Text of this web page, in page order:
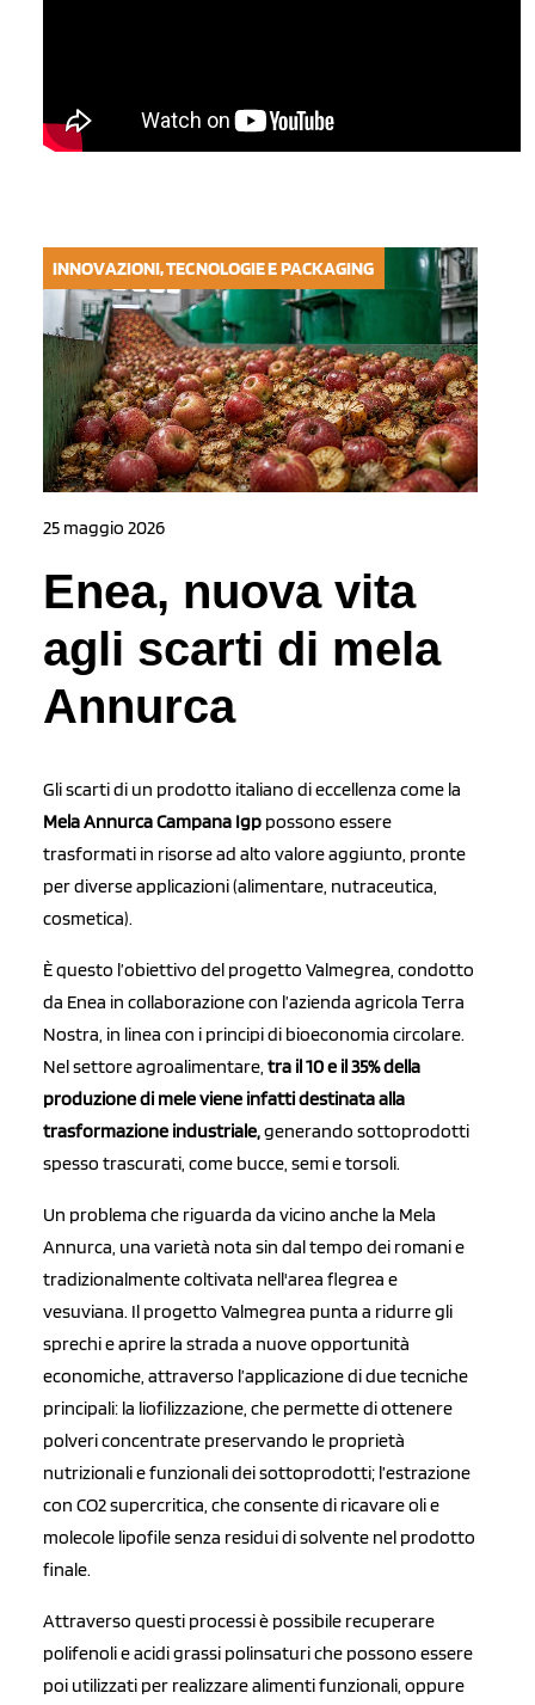
INNOVAZIONI, TECNOLOGIE E PACKAGING
25 maggio 2026
Enea, nuova vita
agli scarti di mela
Annurca
Gli scarti di un prodotto italiano di eccellenza come la
Mela Annurca Campana Igp possono essere
trasformati in risorse ad alto valore aggiunto, pronte
per diverse applicazioni (alimentare, nutraceutica,
cosmetica).
È questo l’obiettivo del progetto Valmegrea, condotto
da Enea in collaborazione con l’azienda agricola Terra
Nostra, in linea con i principi di bioeconomia circolare.
Nel settore agroalimentare, tra il 10 e il 35% della
produzione di mele viene infatti destinata alla
trasformazione industriale,generando sottoprodotti
spesso trascurati, come bucce, semi e torsoli.
Un problema che riguarda da vicino anche la Mela
Annurca, una varietà nota sin dal tempo dei romani e
tradizionalmente coltivata nell'area flegrea e
vesuviana. Il progetto Valmegrea punta a ridurre gli
sprechi e aprire la strada a nuove opportunità
economiche, attraverso l’applicazione di due tecniche
principali: la liofilizzazione, che permette di ottenere
polveri concentrate preservando le proprietà
nutrizionali e funzionali dei sottoprodotti; l’estrazione
con CO2 supercritica, che consente di ricavare oli e
molecole lipofile senza residui di solvente nel prodotto
finale.
Attraverso questi processi è possibile recuperare
polifenoli e acidi grassi polinsaturi che possono essere
poi utilizzati per realizzare alimenti funzionali, oppure